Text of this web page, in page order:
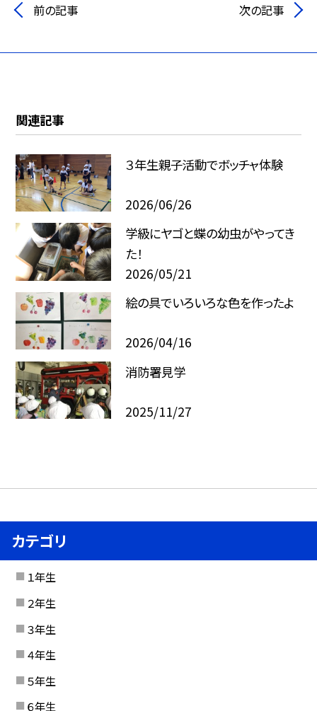
前の記事 次の記事
関連記事
３年生親子活動でボッチャ体験
2026/06/26
学級にヤゴと蝶の幼虫がやってき
た！
2026/05/21
絵の具でいろいろな色を作ったよ
2026/04/16
消防署見学
2025/11/27
カテゴリ
１年生
２年生
３年生
４年生
５年生
６年生